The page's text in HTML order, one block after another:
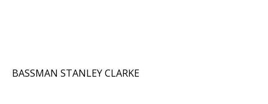
BASSMAN STANLEY CLARKE